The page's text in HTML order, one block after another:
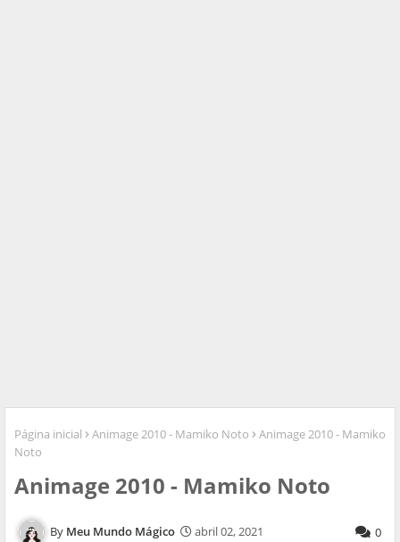
Página inicial Animage 2010 - Mamiko Noto
Animage 2010 - Mamiko
Noto
Animage 2010 - Mamiko Noto
Meu Mundo Mágico abril 02, 2021 0